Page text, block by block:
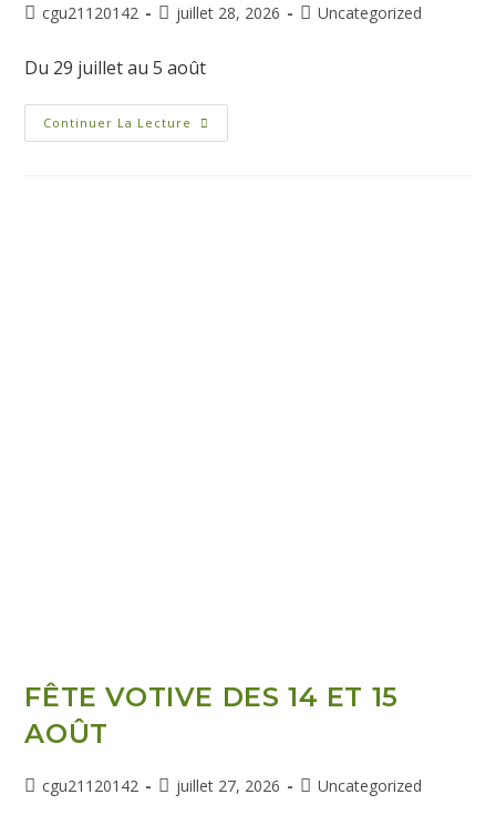
cgu21120142 juillet 28, 2026 Uncategorized
Du 29 juillet au 5 août
Continuer La Lecture
FÊTE VOTIVE DES 14 ET 15
AOÛT
cgu21120142 juillet 27, 2026 Uncategorized